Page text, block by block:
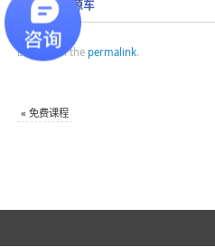
新能源车
Bookmark the permalink.
« 免费课程